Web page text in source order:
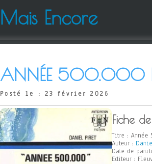
Mais Encore
ANNÉE 500.000
Posté le : 23 février 2026
Fiche
Titre : Année
Auteur :
Date de
Editeur :